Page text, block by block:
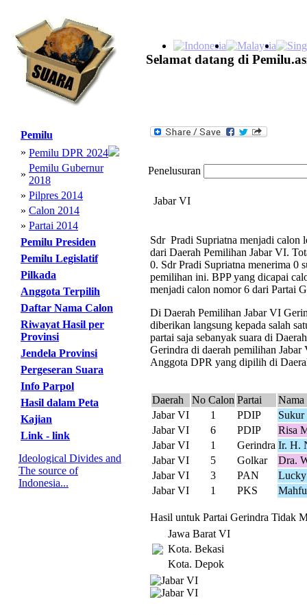
Selamat datang di
Pemilu
» Pemilu DPR 2024
»
Pemilu Gubernur
2018
» Pilpres 2014
» Calon 2014
» Partai 2014
Pemilu Presiden
Pemilu Legislatif
Pilkada
Anggota Terpilih
Daftar Nama Calon
Riwayat Hasil per
Provinsi
Jendela Provinsi
Pergeseran Suara
Info Parpol
Hasil dalam Peta
Kajian
Link - link
Ideological Divides and
The source of
Indonesia...
Penelusuran
Jabar VI
Sdr Pradi Supriatna menjadi calon
dari Daerah Pemilihan Jabar VI.
0. Sdr Pradi Supriatna menerima 0
pemilihan ini. BPP yang dicapai
menjadi calon nomor 6 dari Partai
Di Daerah Pemilihan Jabar VI
diberikan langsung kepada salah
partai saja sebanyak suara di
Gerindra di daerah pemilihan
Anggota DPR yang dipilih di
Daerah No Calon Partai
Nama
Jabar VI
1 PDIP
Sukur
Jabar VI
6 PDIP
Risa
Jabar VI
1 Gerindra Ir. H.
Jabar VI
5 Golkar
Dra.
Jabar VI
3 PAN
Jabar VI
1 PKS
Hasil untuk Partai Gerindra Tidak
Jawa Barat VI
Kota. Bekasi
Kota. Depok